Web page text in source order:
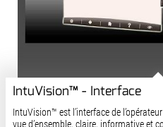
IntuVision™ - Interface
IntuVision™ est l’interface de
vue d’ensemble, claire, informative et